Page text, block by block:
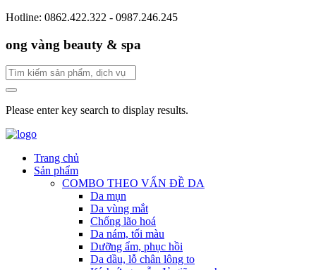
Hotline: 0862.422.322 - 0987.246.245
ong vàng beauty & spa
Please enter key search to display results.
Trang chủ
Sản phẩm
COMBO THEO VẤN ĐỀ DA
Da mụn
Da vùng mắt
Chống lão hoá
Da nám, tối màu
Dưỡng ẩm, phục hồi
Da dầu, lỗ chân lông to